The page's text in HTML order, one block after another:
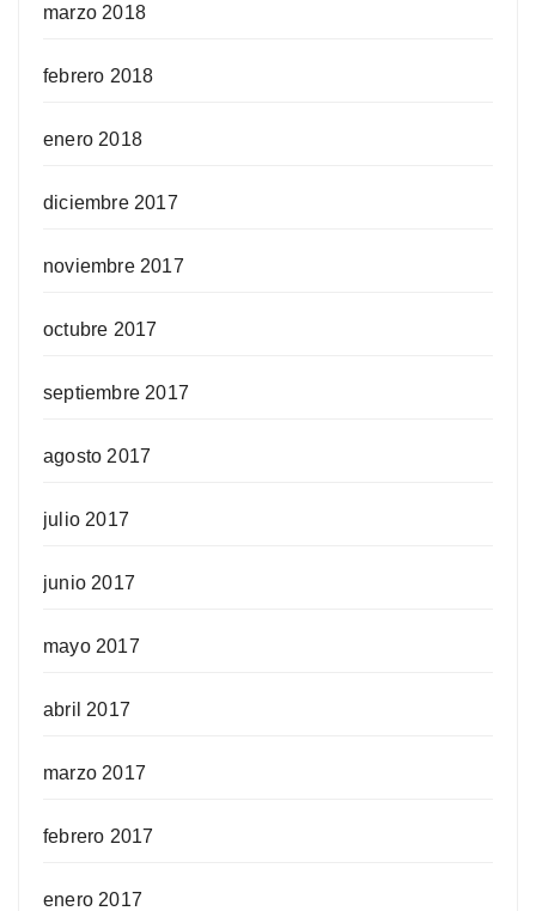
marzo 2018
febrero 2018
enero 2018
diciembre 2017
noviembre 2017
octubre 2017
septiembre 2017
agosto 2017
julio 2017
junio 2017
mayo 2017
abril 2017
marzo 2017
febrero 2017
enero 2017